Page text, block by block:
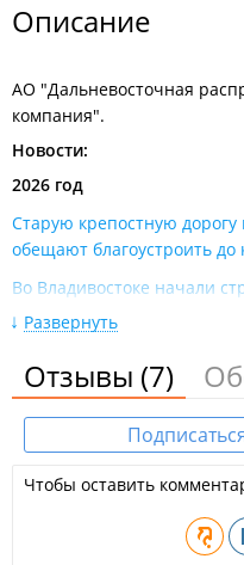
Описание
АО "Дальневосточная
компания".
Новости:
2026 год
Старую крепостную
обещают благоустроить до
Во Владивостоке начали
растущего микрорайона
электричества осталось
2025 год
Из-за аварии
без электричества​.
В Надеждинском округе
оборудование для
Развернуть
Отзывы (7)
Чтобы оставить